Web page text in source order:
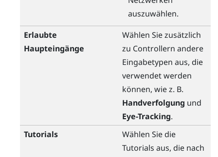
auszuwählen.
Erlaubte
Haupteingänge
Wählen Sie zusätzlich
zu Controllern andere
Eingabetypen aus, die
verwendet werden
können, wie z. B.
Handverfolgung und
Eye-Tracking.
Tutorials
Wählen Sie die
Tutorials aus, die nach